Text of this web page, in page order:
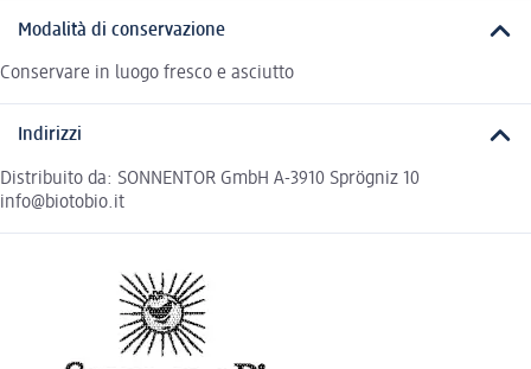
Modalità di conservazione
Conservare in luogo fresco e asciutto
Indirizzi
Distribuito da: SONNENTOR GmbH A-3910 Sprögniz 10
info@biotobio.it